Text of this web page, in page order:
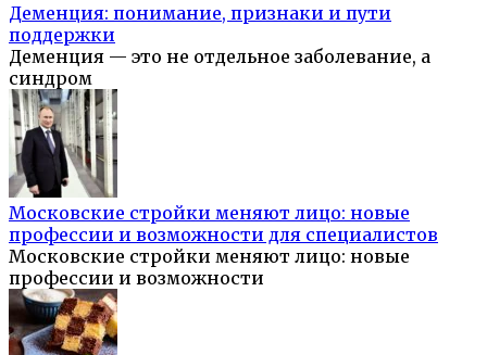
Деменция: понимание, признаки и пути
поддержки
Деменция — это не отдельное заболевание, а
синдром
Московские стройки меняют лицо: новые
профессии и возможности для специалистов
Московские стройки меняют лицо: новые
профессии и возможности